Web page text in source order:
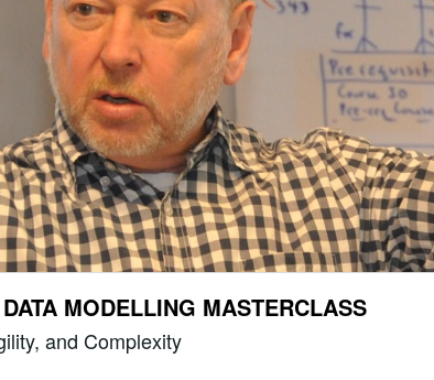
MODELLING MASTERCLASS
and Complexity